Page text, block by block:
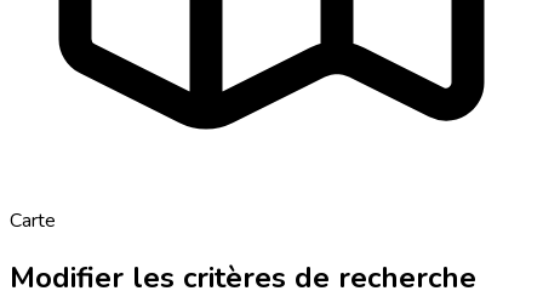
Carte
Modifier les critères de recherche